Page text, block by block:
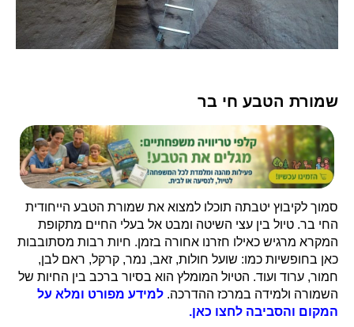
שמורת הטבע חי בר
סמוך לקיבוץ יטבתה תוכלו למצוא את שמורת הטבע הייחודית
החי בר. טיול בין עצי השיטה ומבט אל בעלי החיים מתקופת
המקרא מרגיש כאילו חזרנו אחורה בזמן. חיות רבות מסתובבות
כאן בחופשיות כמו: שועל חולות, זאב, נמר, קרקל, ראם לבן,
חמור, ערוד ועוד. הטיול המומלץ הוא בסיור ברכב בין החיות של
השמורה ולמידה במרכז ההדרכה. למידע מפורט ומלא על
המקום והסביבה לחצו כאן.